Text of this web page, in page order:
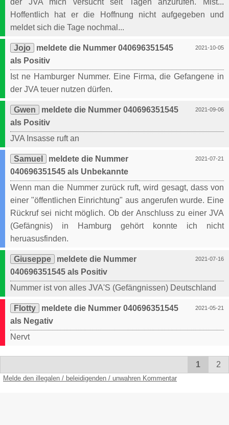
der JVA mich versucht seit Tagen anzurufen. Mist...
Hoffentlich hat er die Hoffnung nicht aufgegeben und
meldet sich die Tage nochmal...
2021-10-05
Jojo
meldete die Nummer 040696351545
als Positiv
Ist ne Hamburger Nummer. Eine Firma, die Gefangene in
der JVA teuer nutzen dürfen.
2021-09-06
Gwen
meldete die Nummer 040696351545
als Positiv
JVA Insasse ruft an
2021-07-21
Samuel
meldete die Nummer
040696351545 als Unbekannte
Wenn man die Nummer zurück ruft, wird gesagt, dass von
einer "öffentlichen Einrichtung" aus angerufen wurde. Eine
Rückruf sei nicht möglich. Ob der Anschluss zu einer JVA
(Gefängnis) in Hamburg gehört konnte ich nicht
heruasusfinden.
2021-07-16
Giuseppe
meldete die Nummer
040696351545 als Positiv
Nummer ist von alles JVA'S (Gefängnissen) Deutschland
2021-05-21
Flotty
meldete die Nummer 040696351545
als Negativ
Nervt
1 2
Melde den illegalen / beleidigenden / unwahren Kommentar